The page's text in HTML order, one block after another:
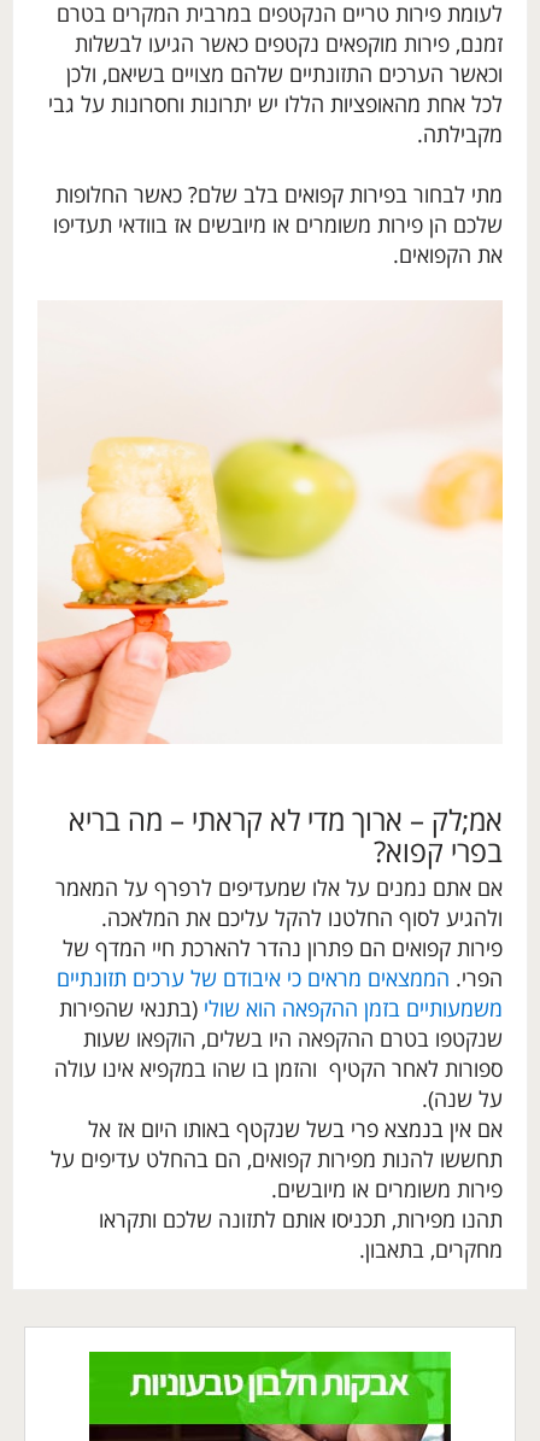
לעומת פירות טריים הנקטפים במרבית המקרים בטרם
זמנם, פירות מוקפאים נקטפים כאשר הגיעו לבשלות
וכאשר הערכים התזונתיים שלהם מצויים בשיאם, ולכן
לכל אחת מהאופציות הללו יש יתרונות וחסרונות על גבי
מקבילתה.
מתי לבחור בפירות קפואים בלב שלם? כאשר החלופות
שלכם הן פירות משומרים או מיובשים אז בוודאי תעדיפו
את הקפואים.
אמ;לק – ארוך מדי לא קראתי – מה בריא
בפרי קפוא?
אם אתם נמנים על אלו שמעדיפים לרפרף על המאמר
ולהגיע לסוף החלטנו להקל עליכם את המלאכה.
פירות קפואים הם פתרון נהדר להארכת חיי המדף של
הפרי. הממצאים מראים כי איבודם של ערכים תזונתיים
משמעותיים בזמן ההקפאה הוא שולי (בתנאי שהפירות
שנקטפו בטרם ההקפאה היו בשלים, הוקפאו שעות
ספורות לאחר הקטיף והזמן בו שהו במקפיא אינו עולה
על שנה).
אם אין בנמצא פרי בשל שנקטף באותו היום אז אל
תחששו להנות מפירות קפואים, הם בהחלט עדיפים על
פירות משומרים או מיובשים.
תהנו מפירות, תכניסו אותם לתזונה שלכם ותקראו
מחקרים, בתאבון.